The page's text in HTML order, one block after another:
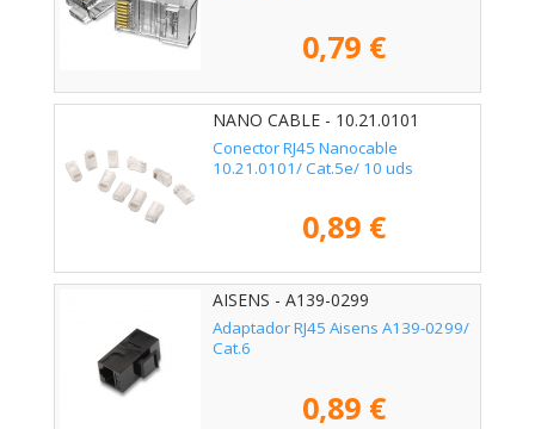
0,79 €
NANO CABLE - 10.21.0101
Conector RJ45 Nanocable
10.21.0101/ Cat.5e/ 10 uds
0,89 €
AISENS - A139-0299
Adaptador RJ45 Aisens A139-0299/
Cat.6
0,89 €